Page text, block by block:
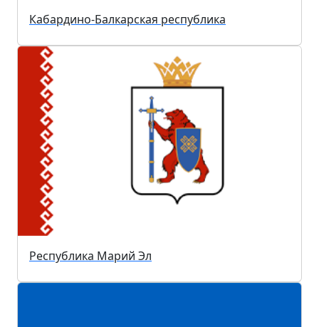
Кабардино-Балкарская республика
Республика Марий Эл